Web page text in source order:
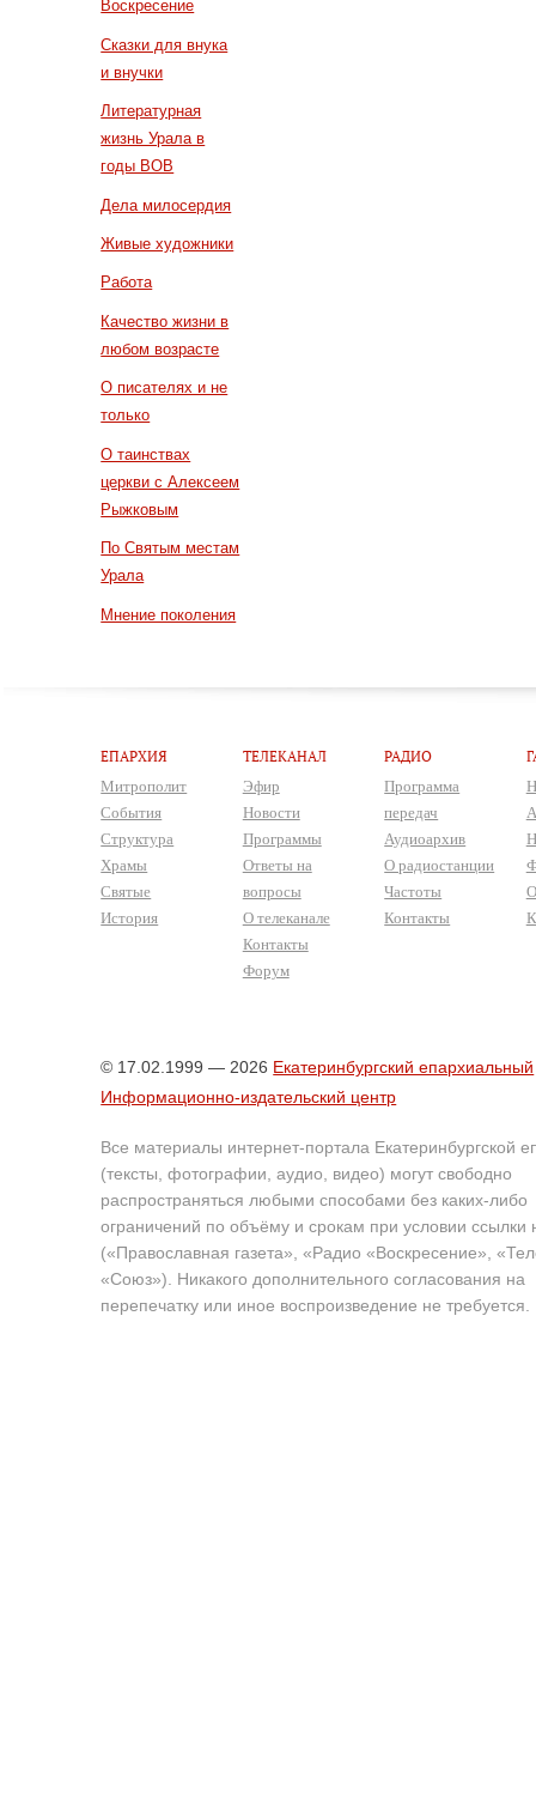
Воскресение
Сказки для внука
и внучки
Литературная
жизнь Урала в
годы ВОВ
Дела милосердия
Живые художники
Работа
Качество жизни в
любом возрасте
О писателях и не
только
О таинствах
церкви с Алексеем
Рыжковым
По Святым местам
Урала
Мнение поколения
ЕПАРХИЯ
Митрополит
События
Структура
Храмы
Святые
История
ТЕЛЕКАНАЛ
Эфир
Новости
Программы
Ответы на
вопросы
О телеканале
Контакты
Форум
РАДИО
Программа
передач
Аудиоархив
О радиостанции
Частоты
Контакты
© 17.02.1999 — 2026 Екатеринбургский епархиальный
Информационно-издательский центр
Все материалы интернет-портала Екатеринбургской
(тексты, фотографии, аудио, видео) могут свободно
распространяться любыми способами без каких-либо
ограничений по объёму и срокам при условии ссылки
(«Православная газета», «Радио «Воскресение»,
«Союз»). Никакого дополнительного согласования на
перепечатку или иное воспроизведение не требуется.